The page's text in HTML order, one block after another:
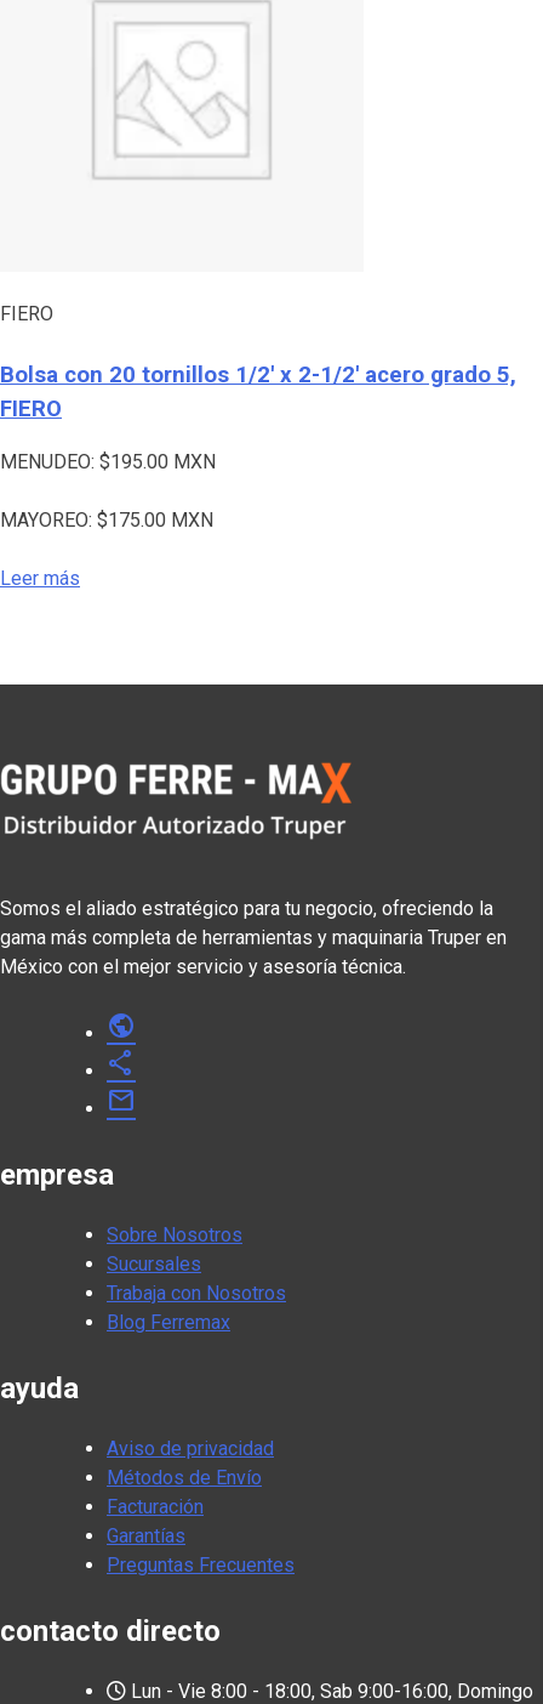
FIERO
Bolsa con 20 tornillos 1/2′ x 2-1/2′ acero grado 5,
FIERO
MENUDEO: $195.00 MXN
MAYOREO: $175.00 MXN
Leer más
Somos el aliado estratégico para tu negocio, ofreciendo la
gama más completa de herramientas y maquinaria Truper en
México con el mejor servicio y asesoría técnica.
public
share
mail
empresa
Sobre Nosotros
Sucursales
Trabaja con Nosotros
Blog Ferremax
ayuda
Aviso de privacidad
Métodos de Envío
Facturación
Garantías
Preguntas Frecuentes
contacto directo
Lun - Vie 8:00 - 18:00, Sab 9:00-16:00, Domingo